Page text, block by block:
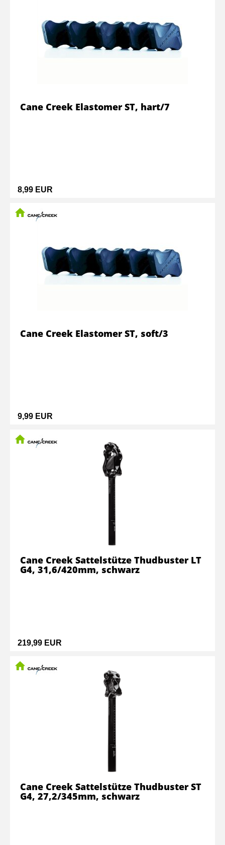
8,99 EUR
Cane Creek Elastomer ST, hart/7
9,99 EUR
Cane Creek Elastomer ST, soft/3
219,99 EUR
Cane Creek Sattelstütze Thudbuster LT
G4, 31,6/420mm, schwarz
Cane Creek Sattelstütze Thudbuster ST
G4, 27,2/345mm, schwarz